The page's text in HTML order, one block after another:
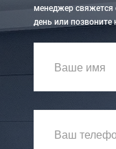
менеджер свяжется
день или